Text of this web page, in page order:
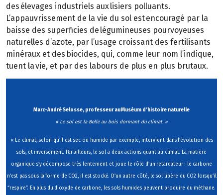
des élevages industriels aux lisiers polluants.
L’appauvrissement de la vie du sol est encouragé par la
baisse des superficies de légumineuses pourvoyeuses
naturelles d’azote, par l’usage croissant des fertilisants
minéraux et des biocides, qui, comme leur nom l’indique,
tuent la vie, et par des labours de plus en plus brutaux.
Marc-André Selosse, professeur au Muséum d’histoire naturelle
« Le sol est la Belle au bois dormant du climat. »
« Le climat, selon qu’il est sec ou humide par exemple, intervient dans l’évolution des
sols, et inversement. Par ailleurs, le sol a deux actions quant au climat. La matière
organique s’y décompose très lentement et joue le rôle d’un retardateur : le carbone
n’est pas sous la forme de CO2, il est stocké. D’un autre côté, le sol libère du CO2 lorsqu’il
“respire”. En plus du dioxyde de carbone, les sols humides peuvent produire du méthane.